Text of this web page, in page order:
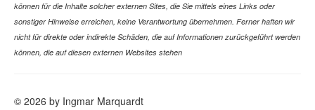
können für die Inhalte solcher externen Sites, die Sie mittels eines Links oder
sonstiger Hinweise erreichen, keine Verantwortung übernehmen. Ferner haften wir
nicht für direkte oder indirekte Schäden, die auf Informationen zurückgeführt werden
können, die auf diesen externen Websites stehen
© 2026 by Ingmar Marquardt